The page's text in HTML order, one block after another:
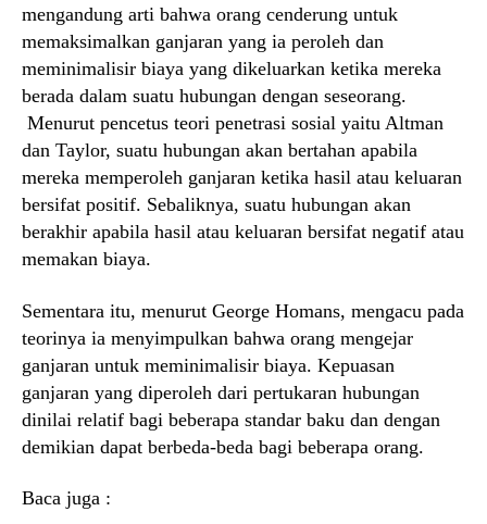
mengandung arti bahwa orang cenderung untuk
memaksimalkan ganjaran yang ia peroleh dan
meminimalisir biaya yang dikeluarkan ketika mereka
berada dalam suatu hubungan dengan seseorang.
Menurut pencetus teori penetrasi sosial yaitu Altman
dan Taylor, suatu hubungan akan bertahan apabila
mereka memperoleh ganjaran ketika hasil atau keluaran
bersifat positif. Sebaliknya, suatu hubungan akan
berakhir apabila hasil atau keluaran bersifat negatif atau
memakan biaya.
Sementara itu, menurut George Homans, mengacu pada
teorinya ia menyimpulkan bahwa orang mengejar
ganjaran untuk meminimalisir biaya. Kepuasan
ganjaran yang diperoleh dari pertukaran hubungan
dinilai relatif bagi beberapa standar baku dan dengan
demikian dapat berbeda-beda bagi beberapa orang.
Baca juga :